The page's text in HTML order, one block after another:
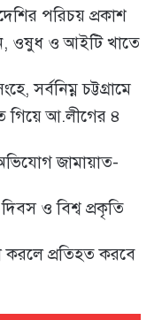
পরিচয় প্রকাশ
ওষুধ ও আইটি খাতে
সর্বনিম্ন চট্টগ্রামে
গিয়ে আ.লীগের ৪
জামায়াত-
দিবস ও বিশ্ব প্রকৃতি
করলে প্রতিহত করবে